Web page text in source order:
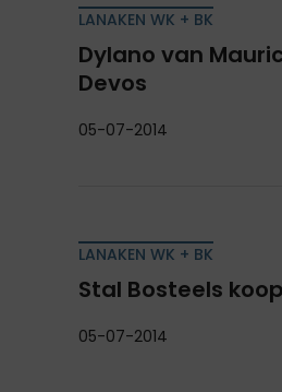
LANAKEN WK + BK
Dylano van
Devos
05-07-2014
LANAKEN WK + BK
Stal Bosteels
05-07-2014